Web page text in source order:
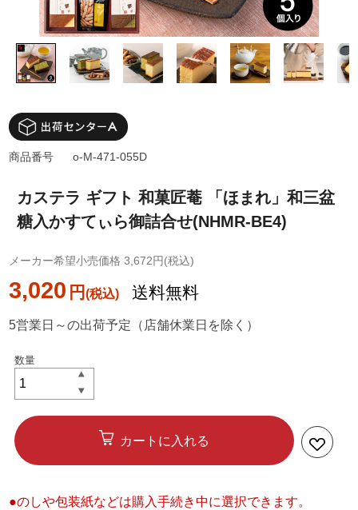
カステラ ギフト 和菓匠菴 「ほまれ」和三盆
糖入かすてぃら御詰合せ(NHMR-BE4)
メーカー希望小売価格 3,672円(税込)
3,020 円 送料無料
商品番号 o-M-471-055D
5営業日～の出荷予定（店舗休業日を除く）
カートに入れる
●のしや包装紙などは購入手続き中に選択できます。